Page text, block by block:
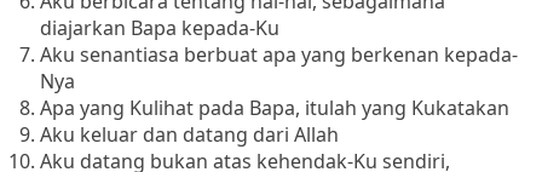
diajarkan Bapa kepada-Ku
Aku senantiasa berbuat apa yang berkenan kepada-
Nya
Apa yang Kulihat pada Bapa, itulah yang Kukatakan
Aku keluar dan datang dari Allah
Aku datang bukan atas kehendak-Ku sendiri,